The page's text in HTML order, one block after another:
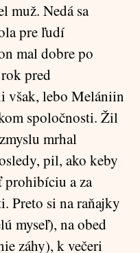
muž. Nedá sa
pre ľudí
mal dobre po
pred
však, lebo Melániin
spoločnosti. Žil
mrhal
pil, ako keby
prohibíciu a za
Preto si na raňajky
myseľ), na obed
záhy), k večeri